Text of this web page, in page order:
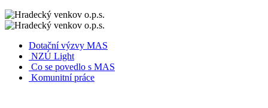
Dotační výzvy MAS
NZÚ Light
Co se povedlo s MAS
Komunitní práce